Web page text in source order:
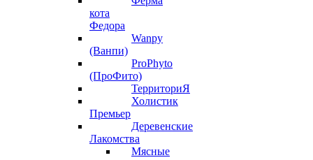
кота
Федора
Wanpy
(Ванпи)
ProPhyto
(ПроФито)
ТерриториЯ
Холистик
Премьер
Деревенские
Лакомства
Мясные